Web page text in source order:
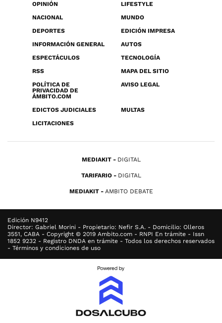
OPINIÓN
LIFESTYLE
NACIONAL
MUNDO
DEPORTES
EDICIÓN IMPRESA
INFORMACIÓN GENERAL
AUTOS
ESPECTÁCULOS
TECNOLOGÍA
RSS
MAPA DEL SITIO
POLÍTICA DE
PRIVACIDAD DE
ÁMBITO.COM
AVISO LEGAL
EDICTOS JUDICIALES
MULTAS
LICITACIONES
MEDIAKIT DIGITAL
TARIFARIO DIGITAL
MEDIAKIT AMBITO DEBATE
Edición N9412
Director: Gabriel Morini - Propietario: Nefir S.A. - Domicilio: Olleros
3551, CABA - Copyright © 2019 Ambito.com - RNPI En trámite - Issn
1852 9232 - Registro DNDA en trámite - Todos los derechos reservados
- Términos y condiciones de uso